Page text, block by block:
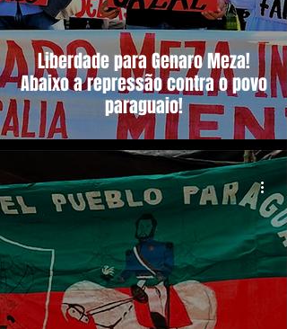
Liberdade para Genaro Meza!
Abaixo a repressão contra o povo
paraguaio!